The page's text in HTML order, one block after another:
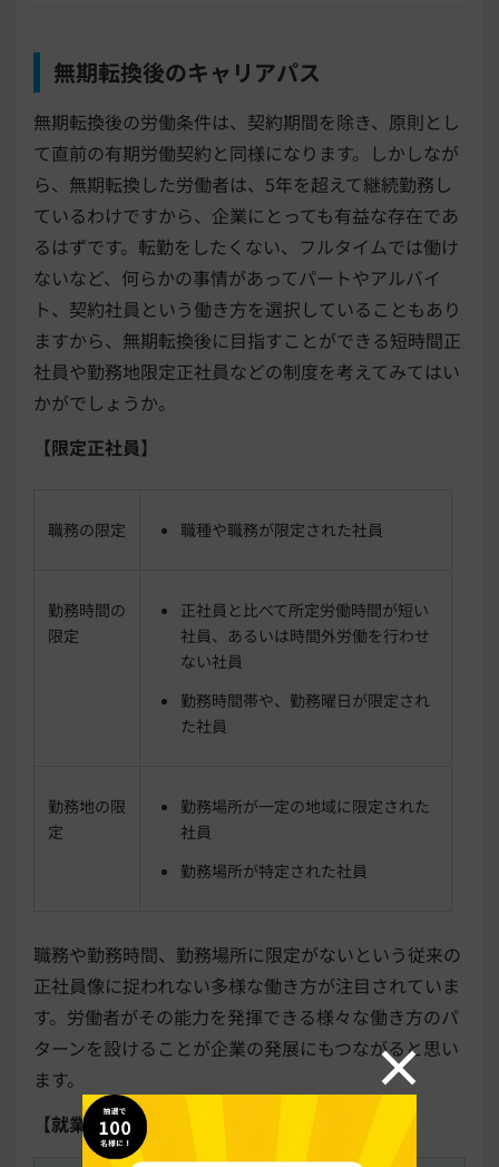
無期転換後のキャリアパス
無期転換後の労働条件は、契約期間を除き、原則とし
て直前の有期労働契約と同様になります。しかしなが
ら、無期転換した労働者は、5年を超えて継続勤務し
ているわけですから、企業にとっても有益な存在であ
るはずです。転勤をしたくない、フルタイムでは働け
ないなど、何らかの事情があってパートやアルバイ
ト、契約社員という働き方を選択していることもあり
ますから、無期転換後に目指すことができる短時間正
社員や勤務地限定正社員などの制度を考えてみてはい
かがでしょうか。
【限定正社員】
職務の限定 職種や職務が限定された社員
勤務時間の
限定
正社員と比べて所定労働時間が短い
社員、あるいは時間外労働を行わせ
ない社員
勤務時間帯や、勤務曜日が限定され
た社員
勤務地の限
定
勤務場所が一定の地域に限定された
社員
勤務場所が特定された社員
職務や勤務時間、勤務場所に限定がないという従来の
正社員像に捉われない多様な働き方が注目されていま
す。労働者がその能力を発揮できる様々な働き方のパ
ターンを設けることが企業の発展にもつながると思い
ます。
【就業規則の規定例】